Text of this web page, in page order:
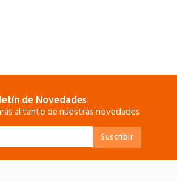
de Novedades
al tanto de nuestras novedades